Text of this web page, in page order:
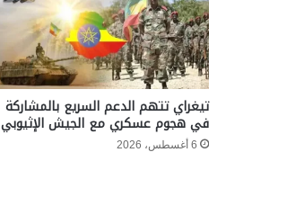
تيغراي تتهم الدعم السريع بالمشاركة
في هجوم عسكري مع الجيش الإثيوبي
6 أغسطس، 2026